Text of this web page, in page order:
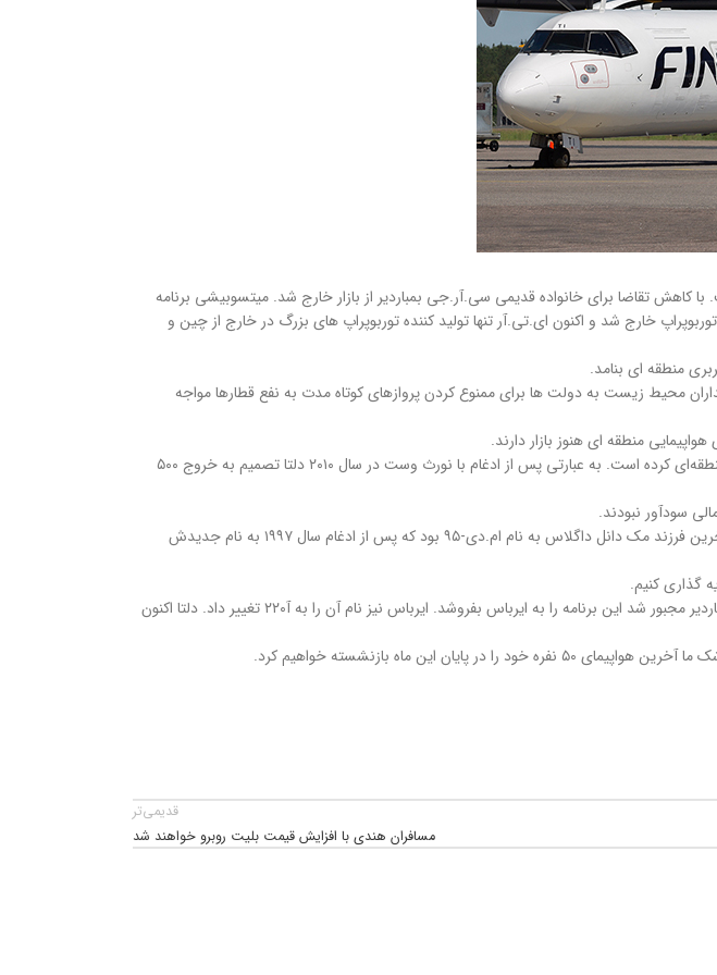
برای جت منطقه ای در پیش بینی های بازار ۱۰ و ۲۰ ساله در حال کاهش است. با کاهش تقاضا برای خانواده قدیمی سی.آر.جی بمباردیر از بازار خارج شد. میتسوبیشی برنامه
خارج شد و اکنون ای.تی.آر تنها تولید کننده توربوپراپ های بزرگ در خارج از چین و
محیط زیست به دولت ها برای ممنوع کردن پروازهای کوتاه مدت به نفع قطارها مواجه
منطقه ای هنوز بازار دارند.
اد باستیان مدیرعامل دلتا ایرلاینز به تازگی طی سخنانی خاطرنشان کرد که دلتا از سال‌ها قبل شروع به دور شدن از هواپیماهای منطقه‌ای کرده است. به عبارتی پس از ادغام با نورث وست در سال ۲۰۱۰ دلتا تصمیم به خروج ۵۰۰
سودآور نبودند.
دلتا در سال ۲۰۱۲ بیش از ۸۸ فروند هواپیمای بوئینگ ۷۱۷ از خطوط هوایی ساوت وست خریداری کرد. این هواپیمای ۱۰۰ نفره آخرین فرزند مک دانل داگلاس به نام ام.دی-۹۵ بود که پس از ادغام سال ۱۹۹۷ به نام جدیدش
دلتا در ادامه سفارش بمباردیر سری سی را داد. اگرچه فشار مالی در توسعه هواپیما بمباردیر را به مرز ورشکستگی سوق داد و بمباردیر مجبور شد این برنامه را به ایرباس بفروشد. ایرباس نیز نام آن را به آ۲۲۰ تغییر داد. دلتا اکنون
ماه بازنشسته خواهیم کرد.
قدیمی‌تر
مسافران هندی با افزایش قیمت بلیت روبرو خواهند شد